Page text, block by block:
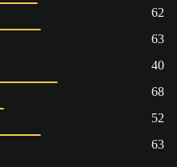
62
63
40
68
52
63